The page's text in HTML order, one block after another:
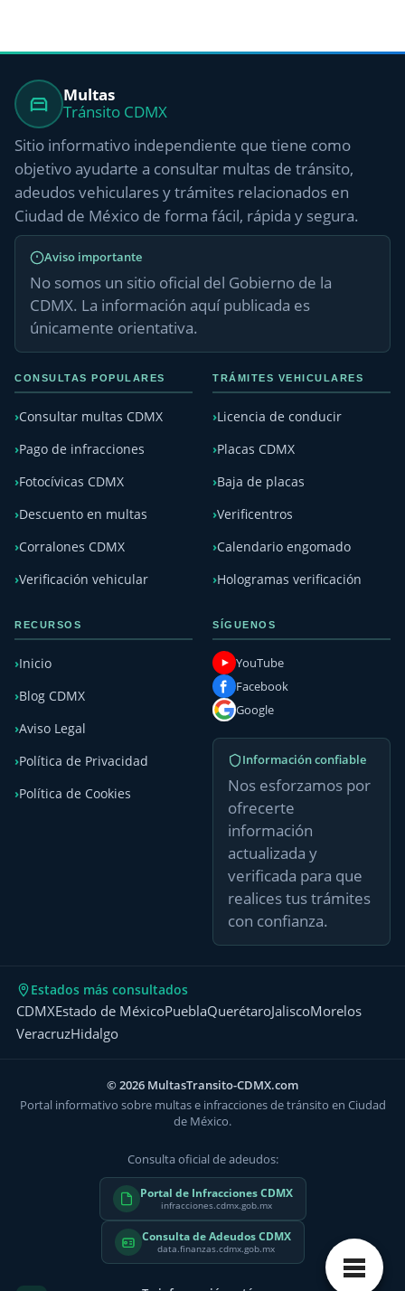
Multas
Tránsito CDMX
Sitio informativo independiente que tiene como
objetivo ayudarte a consultar multas de tránsito,
adeudos vehiculares y trámites relacionados en
Ciudad de México de forma fácil, rápida y segura.
Aviso importante
No somos un sitio oficial del Gobierno de la
CDMX. La información aquí publicada es
únicamente orientativa.
CONSULTAS POPULARES
Consultar multas CDMX
Pago de infracciones
Fotocívicas CDMX
Descuento en multas
Corralones CDMX
Verificación vehicular
TRÁMITES VEHICULARES
Licencia de conducir
Placas CDMX
Baja de placas
Verificentros
Calendario engomado
Hologramas verificación
RECURSOS
Inicio
Blog CDMX
Aviso Legal
Política de Privacidad
Política de Cookies
SÍGUENOS
YouTube
Facebook
Google
Información confiable
Nos esforzamos por
ofrecerte
información
actualizada y
verificada para que
realices tus trámites
con confianza.
Estados más consultados
CDMXEstado de MéxicoPueblaQuerétaroJaliscoMorelos
VeracruzHidalgo
© 2026 MultasTransito-CDMX.com
Portal informativo sobre multas e infracciones de tránsito en Ciudad
de México.
Consulta oficial de adeudos:
Portal de Infracciones CDMX
infracciones.cdmx.gob.mx
Consulta de Adeudos CDMX
data.finanzas.cdmx.gob.mx